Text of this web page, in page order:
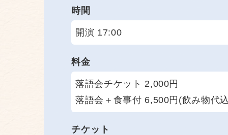
時間
開演 17:00
料金
落語会チケット 2,000円
落語会＋食事付 6,500円(飲み物代
チケット